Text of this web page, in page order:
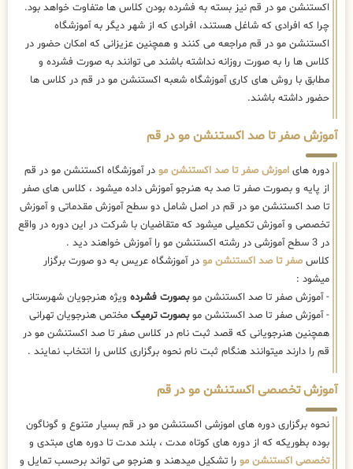
اکستنشن مو در قم نیز بسته به فشرده بودن کلاس ها متفاوت خواهد بود.
چرا که افرادی که شاغل هستند، افرادی که از شهر دیگر به آموزشگاه
اکستنشن مو در قم مراجعه می کنند و همچنین عزیزانی که امکان حضور در
کلاس ها را به صورت روزانه نداشته باشند می توانند به صورت فشرده و
مطابق با روش های کاری آموزشگاه شعبه اکستنشن مو در قم در کلاس ها
حضور داشته باشند.
آموزش صفر تا صد اکستنشن مو در قم
دوره های اموزش صفر تا صد اکستنشن مو در آموزشگاه اکستنشن مو در قم
از پایه و بصورت صفر تا صد به هنرجو آموزش داده میشود ، کلاس های صفر
تا صد اکستنشن مو در قم در اصل شامل دو سطح آموزش مقدماتی و آموزش
تخصصی و آموزش تکمیلی میشود که متقاضیان با شرکت در این دوره در واقع
در 3 سطح آموزشی در رشته اکستنشن مو را آموزش خواهند دید .
کلاسصفر تا صد اکستنشن مو در آموزشگاه عریس به دو صورت برگزار
میشود :
- آموزش صفر تا صد اکستنشن موبصورت فشرده ویژه هنرجویان شهرستانی
- آموزش صفر تا صد اکستنشن موبصورت ترمیک مختص هنرجویان تهرانی
همچنین هنرجویانی که قصد ثبت نام در کلاس صفر تا صد اکستنشن مو در
قم را دارند میتوانند هنگام ثبت نام نحوه برگزاری کلاس را انتخاب نمایند .
آموزش تخصصی اکستنشن مو در قم
نحوه برگزاری دوره های اموزشی اکستنشن مو در قم بسیار متنوع و گوناگون
بوده بطوریکه که از دوره های کوتاه مدت ، بلند مدت تا دوره های مبتدی و
تخصصی اکستنشن مو را تشکیل میدهند و هنرجو می تواند برحسب تمایل و